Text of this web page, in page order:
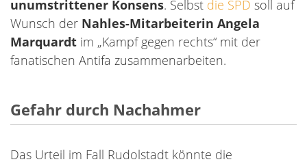
unumstrittener Konsens. Selbst die SPD soll auf
Wunsch der Nahles-Mitarbeiterin Angela
Marquardt im „Kampf gegen rechts“ mit der
fanatischen Antifa zusammenarbeiten.
Gefahr durch Nachahmer
Das Urteil im Fall Rudolstadt könnte die